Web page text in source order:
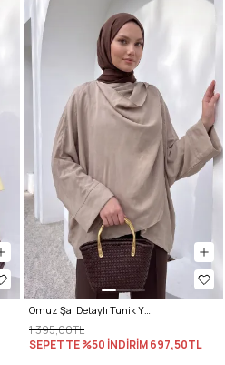
Omuz Şal Detaylı Tunik Y0156 - VİZON
1.395,00TL
SEPETTE %50 İNDİRİM697,50TL